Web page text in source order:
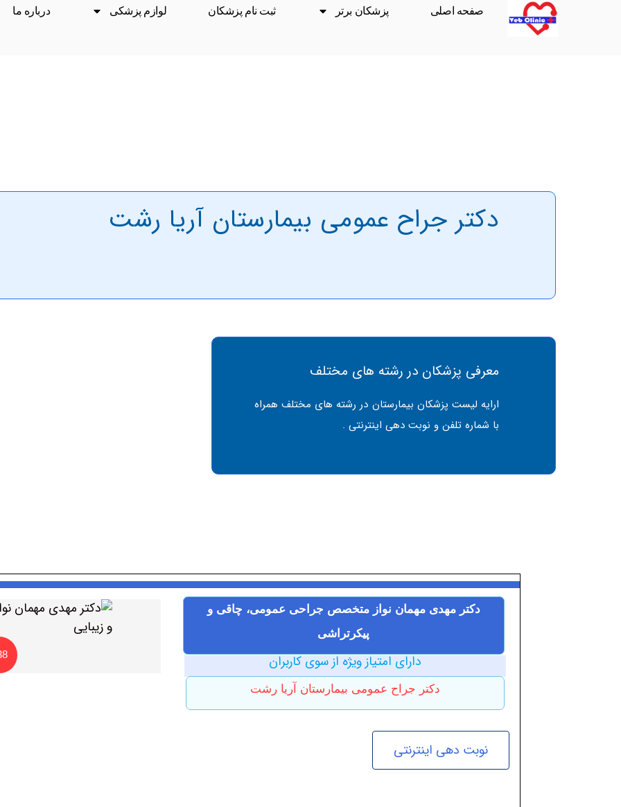
صفحه اصلی پزشکان برتر ثبت نام پزشکان لوازم پزشکی درباره ما
دکتر جراح عمومی بیمارستان آریا رشت
معرفی پزشکان در رشته های مختلف
ارایه لیست پزشکان بیمارستان در رشته های مختلف همراه
با شماره تلفن و نوبت دهی اینترنتی .
دکتر مهدی مهمان نواز متخصص جراحی عمومی، چاقی و
پیکرتراشی
دارای امتیاز ویژه از سوی کاربران
دکتر جراح عمومی بیمارستان آریا رشت
نوبت دهی اینترنتی